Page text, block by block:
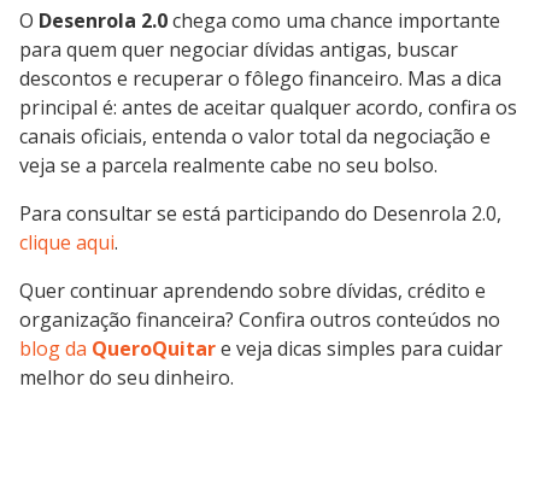
O Desenrola 2.0chega como uma chance importante
para quem quer negociar dívidas antigas, buscar
descontos e recuperar o fôlego financeiro. Mas a dica
principal é: antes de aceitar qualquer acordo, confira os
canais oficiais, entenda o valor total da negociação e
veja se a parcela realmente cabe no seu bolso.
Para consultar se está participando do Desenrola 2.0,
clique aqui.
Quer continuar aprendendo sobre dívidas, crédito e
organização financeira? Confira outros conteúdos no
blog da QueroQuitare veja dicas simples para cuidar
melhor do seu dinheiro.